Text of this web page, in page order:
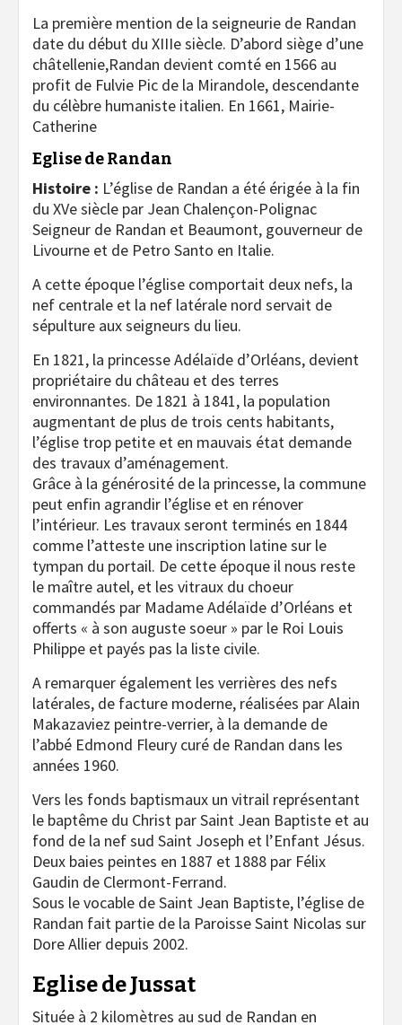
La première mention de la seigneurie de Randan
date du début du XIIIe siècle. D’abord siège d’une
châtellenie,Randan devient comté en 1566 au
profit de Fulvie Pic de la Mirandole, descendante
du célèbre humaniste italien. En 1661, Mairie-
Catherine
Eglise de Randan
Histoire : L’église de Randan a été érigée à la fin
du XVe siècle par Jean Chalençon-Polignac
Seigneur de Randan et Beaumont, gouverneur de
Livourne et de Petro Santo en Italie.
A cette époque l’église comportait deux nefs, la
nef centrale et la nef latérale nord servait de
sépulture aux seigneurs du lieu.
En 1821, la princesse Adélaïde d’Orléans, devient
propriétaire du château et des terres
environnantes. De 1821 à 1841, la population
augmentant de plus de trois cents habitants,
l’église trop petite et en mauvais état demande
des travaux d’aménagement.
Grâce à la générosité de la princesse, la commune
peut enfin agrandir l’église et en rénover
l’intérieur. Les travaux seront terminés en 1844
comme l’atteste une inscription latine sur le
tympan du portail. De cette époque il nous reste
le maître autel, et les vitraux du choeur
commandés par Madame Adélaïde d’Orléans et
offerts « à son auguste soeur » par le Roi Louis
Philippe et payés pas la liste civile.
A remarquer également les verrières des nefs
latérales, de facture moderne, réalisées par Alain
Makazaviez peintre-verrier, à la demande de
l’abbé Edmond Fleury curé de Randan dans les
années 1960.
Vers les fonds baptismaux un vitrail représentant
le baptême du Christ par Saint Jean Baptiste et au
fond de la nef sud Saint Joseph et l’Enfant Jésus.
Deux baies peintes en 1887 et 1888 par Félix
Gaudin de Clermont-Ferrand.
Sous le vocable de Saint Jean Baptiste, l’église de
Randan fait partie de la Paroisse Saint Nicolas sur
Dore Allier depuis 2002.
Eglise de Jussat
Située à 2 kilomètres au sud de Randan en